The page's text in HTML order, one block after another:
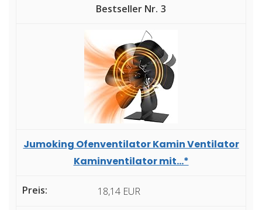
3
Jumoking Ofenventilator Kamin Ventilator
Kaminventilator mit...*
18,14 EUR